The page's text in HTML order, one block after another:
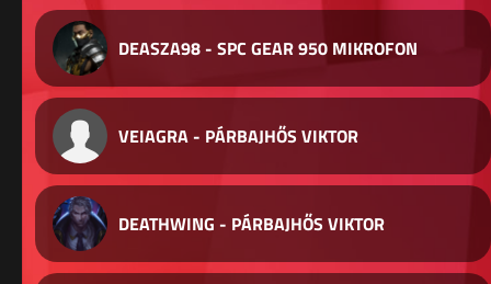
DEASZA98 - SPC GEAR 950 MIKROFON
VEIAGRA - PÁRBAJHŐS VIKTOR
DEATHWING - PÁRBAJHŐS VIKTOR